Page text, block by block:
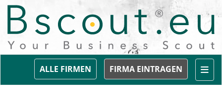
FIRMA EINTRAGEN
ALLE FIRMEN